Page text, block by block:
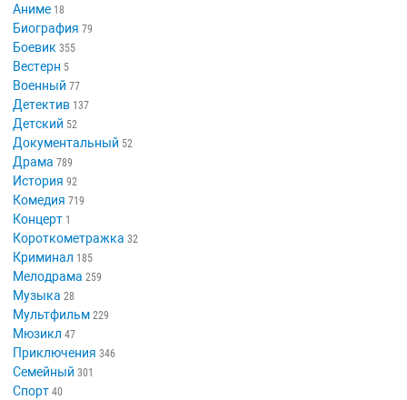
Аниме 18
Биография 79
Боевик 355
Вестерн 5
Военный 77
Детектив 137
Детский 52
Документальный 52
Драма 789
История 92
Комедия 719
Концерт 1
Короткометражка 32
Криминал 185
Мелодрама 259
Музыка 28
Мультфильм 229
Мюзикл 47
Приключения 346
Семейный 301
Спорт 40